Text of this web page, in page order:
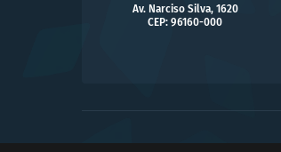
Av. Narciso Silva, 1620
CEP: 96160-000